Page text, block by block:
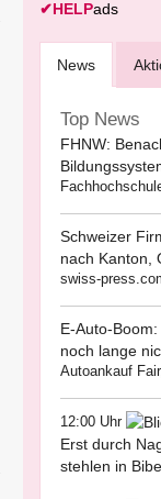
✔HELPads
News
Top News
FHNW:
Schweizer
nach Kanton,
swiss-
E-Auto-
noch lange
Autoankauf
12:00 Uhr
Erst durch
stehlen in